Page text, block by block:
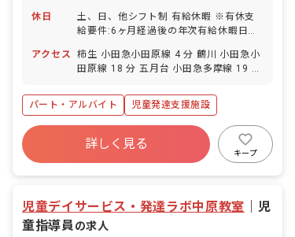
休日
土、日、他シフト制 有給休暇 ※有休支
給要件:6ヶ月経過後の年次有給休暇日
アクセス
柿生 小田急小田原線 4 分 鶴川 小田急小
田原線 18 分 五月台 小田急多摩線 19 分
丘 小田急小田原線 26 分
パート・アルバイト 児童発達支援施設
詳しく見る
キープ
児童デイサービス・発達ラボ中原教室
児
童指導員の求人